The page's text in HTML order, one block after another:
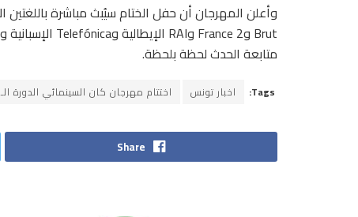
متابعة الحدث لحظة بلحظة.
Tags: اخبار تونس اختتام مهرجان كان السينمائي الدورة الـ79
Share